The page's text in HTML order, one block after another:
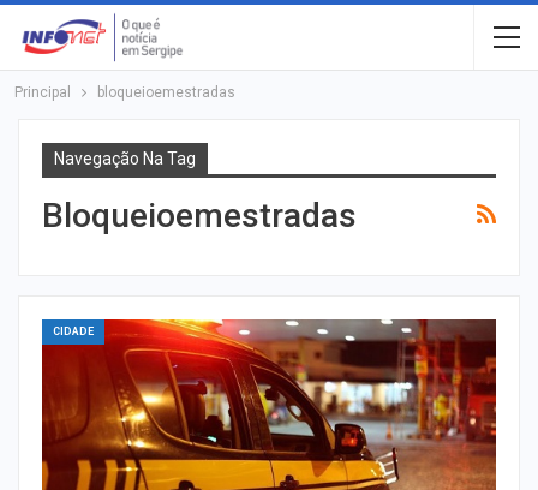
Principal bloqueioemestradas
Navegação Na Tag
Bloqueioemestradas
CIDADE